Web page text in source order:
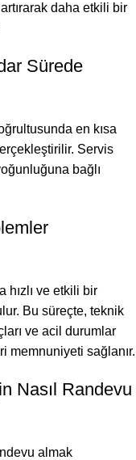
artırarak daha etkili bir
Sürede
en kısa
Servis
bağlı
hızlı ve etkili bir
Bu süreçte, teknik
ve acil durumlar
memnuniyeti sağlanır.
Nasıl Randevu
almak